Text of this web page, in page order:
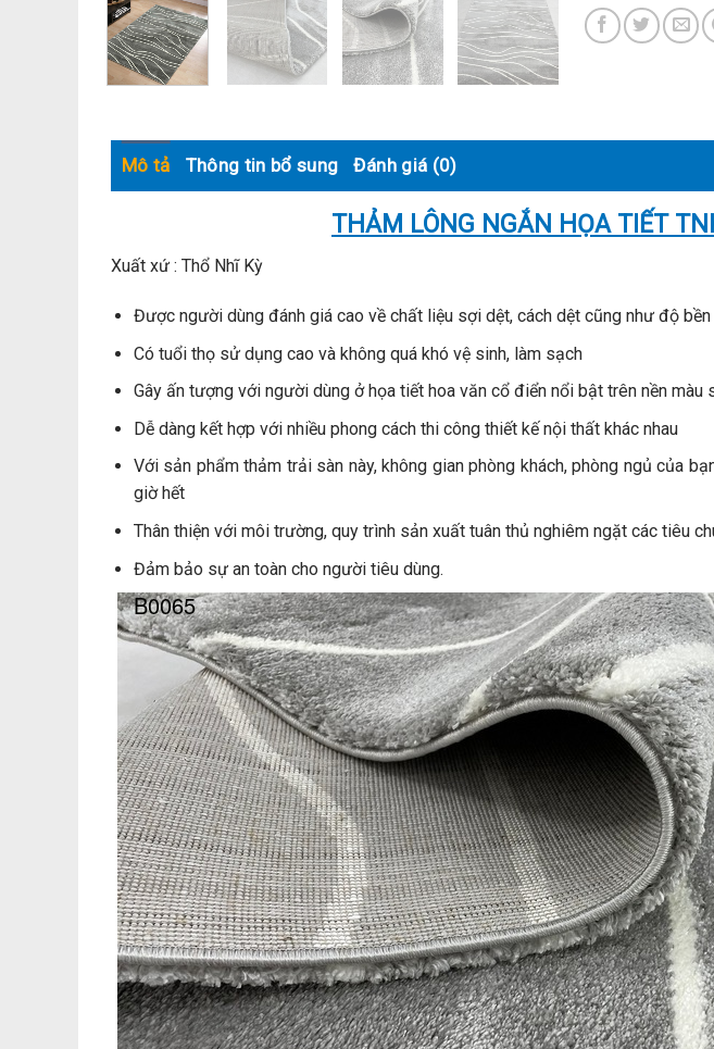
Mô tả Thông tin bổ sung Đánh giá (0)
THẢM LÔNG NGẮN HỌA TIẾT
Xuất xứ : Thổ Nhĩ Kỳ
Được người dùng đánh giá cao về chất liệu sợi dệt, cách dệt cũng như độ
Có tuổi thọ sử dụng cao và không quá khó vệ sinh, làm sạch
Gây ấn tượng với người dùng ở họa tiết hoa văn cổ điển nổi bật trên nền màu
Dễ dàng kết hợp với nhiều phong cách thi công thiết kế nội thất khác nhau
Với sản phẩm thảm trải sàn này, không gian phòng khách, phòng ngủ của
giờ hết
Thân thiện với môi trường, quy trình sản xuất tuân thủ nghiêm ngặt các tiêu
Đảm bảo sự an toàn cho người tiêu dùng.